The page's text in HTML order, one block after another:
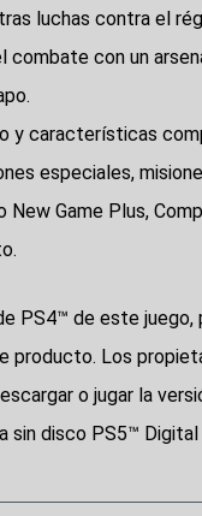
luchas contra el
combate con un
y características
especiales,
New Game Plus,
PS4™ de este
producto. Los
o jugar la
sin disco PS5™